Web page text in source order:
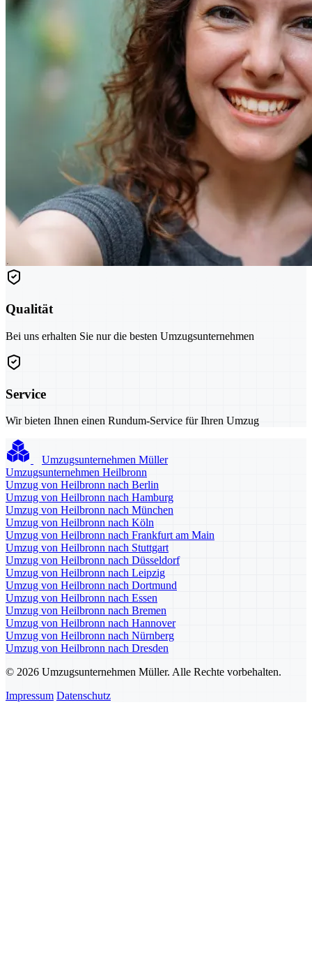
Qualität
Bei uns erhalten Sie nur die besten Umzugsunternehmen
Service
Wir bieten Ihnen einen Rundum-Service für Ihren Umzug
Umzugsunternehmen Müller
Umzugsunternehmen Heilbronn
Umzug von Heilbronn nach Berlin
Umzug von Heilbronn nach Hamburg
Umzug von Heilbronn nach München
Umzug von Heilbronn nach Köln
Umzug von Heilbronn nach Frankfurt am Main
Umzug von Heilbronn nach Stuttgart
Umzug von Heilbronn nach Düsseldorf
Umzug von Heilbronn nach Leipzig
Umzug von Heilbronn nach Dortmund
Umzug von Heilbronn nach Essen
Umzug von Heilbronn nach Bremen
Umzug von Heilbronn nach Hannover
Umzug von Heilbronn nach Nürnberg
Umzug von Heilbronn nach Dresden
© 2026 Umzugsunternehmen Müller. Alle Rechte vorbehalten.
Impressum Datenschutz